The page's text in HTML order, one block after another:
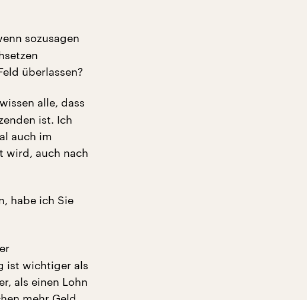
sozusagen
überlassen?
alle, dass
ist. Ich
auch im
wird, auch nach
habe ich Sie
ist wichtiger als
als einen Lohn